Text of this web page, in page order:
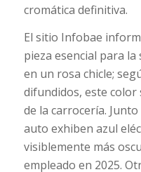
cromática definitiva.
El sitio Infobae
pieza esencial para
en un rosa chicle;
difundidos, este
de la carrocería.
auto exhiben azul
visiblemente más
empleado en 2025.